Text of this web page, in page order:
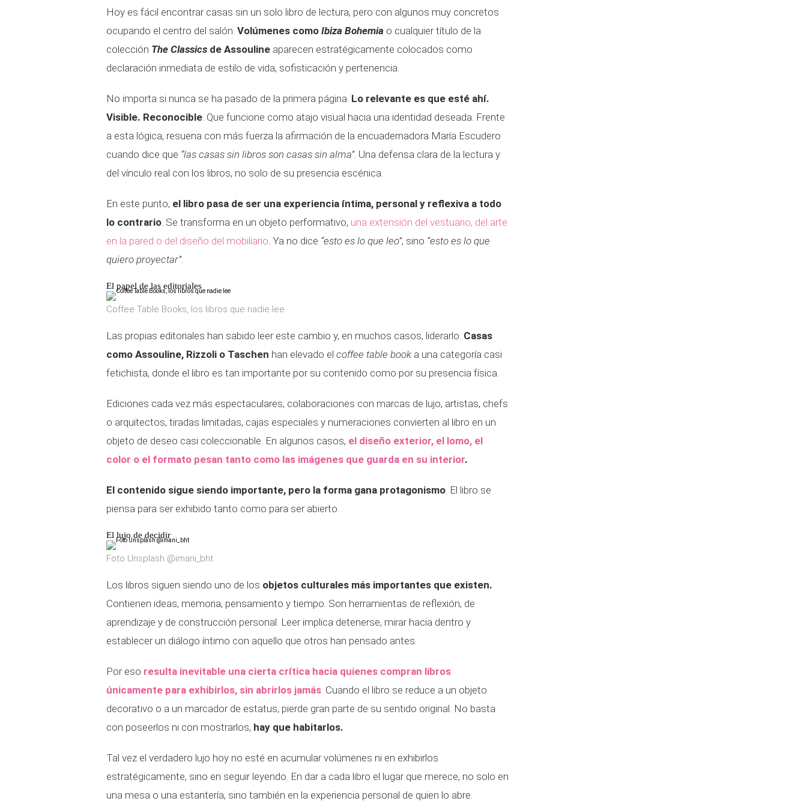
Hoy es fácil encontrar casas sin un solo libro de lectura, pero con algunos muy concretos
ocupando el centro del salón. Volúmenes como Ibiza Bohemia o cualquier título de la
colección The Classics de Assouline aparecen estratégicamente colocados como
declaración inmediata de estilo de vida, sofisticación y pertenencia.
No importa si nunca se ha pasado de la primera página. Lo relevante es que esté ahí.
Visible. Reconocible. Que funcione como atajo visual hacia una identidad deseada. Frente
a esta lógica, resuena con más fuerza la afirmación de la encuadernadora María Escudero
cuando dice que “las casas sin libros son casas sin alma”. Una defensa clara de la lectura y
del vínculo real con los libros, no solo de su presencia escénica.
En este punto, el libro pasa de ser una experiencia íntima, personal y reflexiva a todo
lo contrario. Se transforma en un objeto performativo, una extensión del vestuario, del arte
en la pared o del diseño del mobiliario. Ya no dice “esto es lo que leo”, sino “esto es lo que
quiero proyectar”.
El papel de las editoriales
Coffee Table Books, los libros que nadie lee
Las propias editoriales han sabido leer este cambio y, en muchos casos, liderarlo. Casas
como Assouline, Rizzoli o Taschen han elevado el coffee table book a una categoría casi
fetichista, donde el libro es tan importante por su contenido como por su presencia física.
Ediciones cada vez más espectaculares, colaboraciones con marcas de lujo, artistas, chefs
o arquitectos, tiradas limitadas, cajas especiales y numeraciones convierten al libro en un
objeto de deseo casi coleccionable. En algunos casos, el diseño exterior, el lomo, el
color o el formato pesan tanto como las imágenes que guarda en su interior.
El contenido sigue siendo importante, pero la forma gana protagonismo. El libro se
piensa para ser exhibido tanto como para ser abierto.
El lujo de decidir
Foto Unsplash @imani_bht
Los libros siguen siendo uno de los objetos culturales más importantes que existen.
Contienen ideas, memoria, pensamiento y tiempo. Son herramientas de reflexión, de
aprendizaje y de construcción personal. Leer implica detenerse, mirar hacia dentro y
establecer un diálogo íntimo con aquello que otros han pensado antes.
Por eso resulta inevitable una cierta crítica hacia quienes compran libros
únicamente para exhibirlos, sin abrirlos jamás. Cuando el libro se reduce a un objeto
decorativo o a un marcador de estatus, pierde gran parte de su sentido original. No basta
con poseerlos ni con mostrarlos, hay que habitarlos.
Tal vez el verdadero lujo hoy no esté en acumular volúmenes ni en exhibirlos
estratégicamente, sino en seguir leyendo. En dar a cada libro el lugar que merece, no solo en
una mesa o una estantería, sino también en la experiencia personal de quien lo abre.